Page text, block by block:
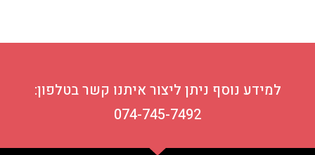
למידע נוסף ניתן ליצור איתנו קשר בטלפון:
074-745-7492